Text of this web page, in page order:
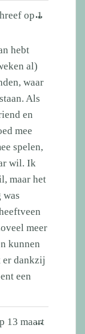
op1
hebt
al)
waar
Als
en
mee
spelen,
wil. Ik
maar het
was
meer
kunnen
er dankzij
een
...Wissel
13 maart
...Wissel